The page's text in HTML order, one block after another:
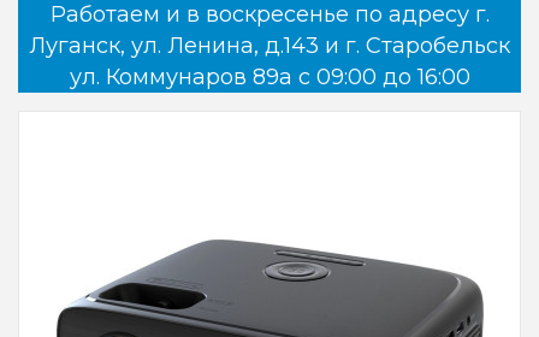
Работаем и в воскресенье по адресу г.
Луганск, ул. Ленина, д.143 и г. Старобельск
ул. Коммунаров 89а с 09:00 до 16:00